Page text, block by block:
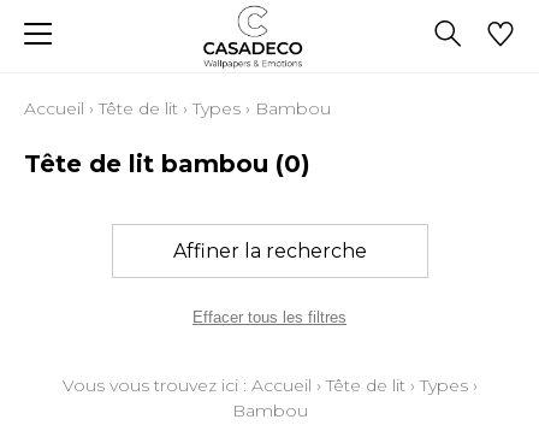
Accueil ›Tête de lit ›Types › Bambou
Tête de lit bambou (0)
Affiner la recherche
Effacer tous les filtres
Vous vous trouvez ici : Accueil ›Tête de lit›Types›
Bambou